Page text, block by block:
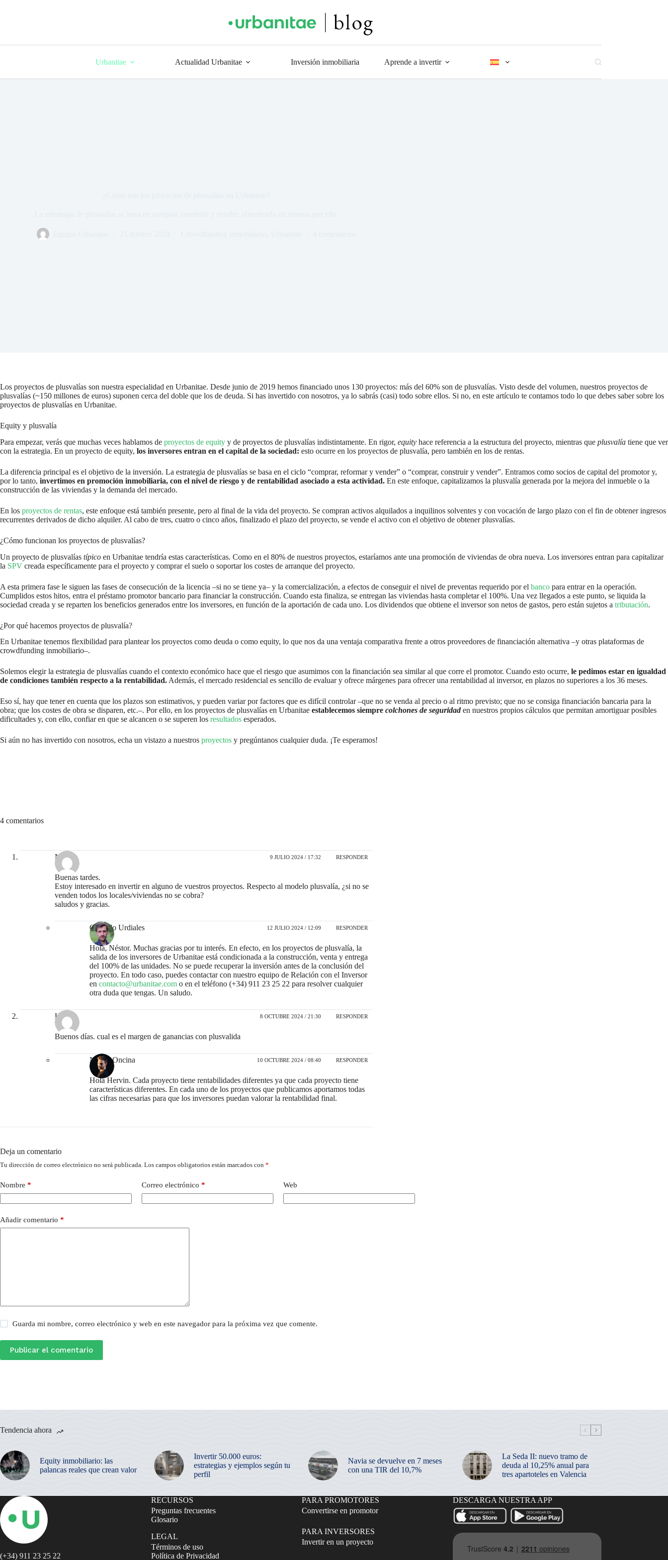
Urbanitae Actualidad Urbanitae Inversión inmobiliaria Aprende a invertir
Los proyectos de plusvalías son nuestra especialidad en Urbanitae. Desde junio de 2019 hemos financiado unos 130 proyectos: más del 60% son de plusvalías. Visto desde del volumen, nuestros proyectos de
plusvalías (~150 millones de euros) suponen cerca del doble que los de deuda. Si has invertido con nosotros, ya lo sabrás (casi) todo sobre ellos. Si no, en este artículo te contamos todo lo que debes saber sobre los
proyectos de plusvalías en Urbanitae.
Equity y plusvalía
Para empezar, verás que muchas veces hablamos de proyectos de equity y de proyectos de plusvalías indistintamente. En rigor, equity hace referencia a la estructura del proyecto, mientras que plusvalía tiene que ver
con la estrategia. En un proyecto de equity, los inversores entran en el capital de la sociedad: esto ocurre en los proyectos de plusvalía, pero también en los de rentas.
La diferencia principal es el objetivo de la inversión. La estrategia de plusvalías se basa en el ciclo “comprar, reformar y vender” o “comprar, construir y vender”. Entramos como socios de capital del promotor y,
por lo tanto, invertimos en promoción inmobiliaria, con el nivel de riesgo y de rentabilidad asociado a esta actividad. En este enfoque, capitalizamos la plusvalía generada por la mejora del inmueble o la
construcción de las viviendas y la demanda del mercado.
En los proyectos de rentas, este enfoque está también presente, pero al final de la vida del proyecto. Se compran activos alquilados a inquilinos solventes y con vocación de largo plazo con el fin de obtener ingresos
recurrentes derivados de dicho alquiler. Al cabo de tres, cuatro o cinco años, finalizado el plazo del proyecto, se vende el activo con el objetivo de obtener plusvalías.
¿Cómo funcionan los proyectos de plusvalías?
Un proyecto de plusvalías típico en Urbanitae tendría estas características. Como en el 80% de nuestros proyectos, estaríamos ante una promoción de viviendas de obra nueva. Los inversores entran para capitalizar
la SPV creada específicamente para el proyecto y comprar el suelo o soportar los costes de arranque del proyecto.
A esta primera fase le siguen las fases de consecución de la licencia –si no se tiene ya– y la comercialización, a efectos de conseguir el nivel de preventas requerido por el banco para entrar en la operación.
Cumplidos estos hitos, entra el préstamo promotor bancario para financiar la construcción. Cuando esta finaliza, se entregan las viviendas hasta completar el 100%. Una vez llegados a este punto, se liquida la
sociedad creada y se reparten los beneficios generados entre los inversores, en función de la aportación de cada uno. Los dividendos que obtiene el inversor son netos de gastos, pero están sujetos a tributación.
¿Por qué hacemos proyectos de plusvalía?
En Urbanitae tenemos flexibilidad para plantear los proyectos como deuda o como equity, lo que nos da una ventaja comparativa frente a otros proveedores de financiación alternativa –y otras plataformas de
crowdfunding inmobiliario–.
Solemos elegir la estrategia de plusvalías cuando el contexto económico hace que el riesgo que asumimos con la financiación sea similar al que corre el promotor. Cuando esto ocurre, le pedimos estar en igualdad
de condiciones también respecto a la rentabilidad. Además, el mercado residencial es sencillo de evaluar y ofrece márgenes para ofrecer una rentabilidad al inversor, en plazos no superiores a los 36 meses.
Eso sí, hay que tener en cuenta que los plazos son estimativos, y pueden variar por factores que es difícil controlar –que no se venda al precio o al ritmo previsto; que no se consiga financiación bancaria para la
obra; que los costes de obra se disparen, etc.–. Por ello, en los proyectos de plusvalías en Urbanitae establecemos siempre colchones de seguridad en nuestros propios cálculos que permitan amortiguar posibles
dificultades y, con ello, confiar en que se alcancen o se superen los resultados esperados.
Si aún no has invertido con nosotros, echa un vistazo a nuestros proyectos y pregúntanos cualquier duda. ¡Te esperamos!
4 comentarios
Néstor 9 JULIO 2024 / 17:32 RESPONDER
Buenas tardes.
Estoy interesado en invertir en alguno de vuestros proyectos. Respecto al modelo plusvalía, ¿si no se
venden todos los locales/viviendas no se cobra?
saludos y gracias.
Gonzalo Urdiales 12 JULIO 2024 / 12:09 RESPONDER
Hola, Néstor. Muchas gracias por tu interés. En efecto, en los proyectos de plusvalía, la
salida de los inversores de Urbanitae está condicionada a la construcción, venta y entrega
del 100% de las unidades. No se puede recuperar la inversión antes de la conclusión del
proyecto. En todo caso, puedes contactar con nuestro equipo de Relación con el Inversor
en contacto@urbanitae.com o en el teléfono (+34) 911 23 25 22 para resolver cualquier
otra duda que tengas. Un saludo.
Hervin 8 OCTUBRE 2024 / 21:30 RESPONDER
Buenos días. cual es el margen de ganancias con plusvalida
Nacho Oncina 10 OCTUBRE 2024 / 08:40 RESPONDER
Hola Hervin. Cada proyecto tiene rentabilidades diferentes ya que cada proyecto tiene
características diferentes. En cada uno de los proyectos que publicamos aportamos todas
las cifras necesarias para que los inversores puedan valorar la rentabilidad final.
Deja un comentario
Tu dirección de correo electrónico no será publicada. Los campos obligatorios están marcados con *
Nombre * Correo electrónico * Web
Añadir comentario *
Guarda mi nombre, correo electrónico y web en este navegador para la próxima vez que comente.
Publicar el comentario
Tendencia ahora
Equity inmobiliario: las
palancas reales que crean valor
Invertir 50.000 euros:
estrategias y ejemplos según tu
perfil
Navia se devuelve en 7 meses
con una TIR del 10,7%
La Seda II: nuevo tramo de
deuda al 10,25% anual para
tres apartoteles en Valencia
(+34) 911 23 25 22
RECURSOS
Preguntas frecuentes
Glosario
LEGAL
Términos de uso
Política de Privacidad
PARA PROMOTORES
Convertirse en promotor
PARA INVERSORES
Invertir en un proyecto
DESCARGA NUESTRA APP